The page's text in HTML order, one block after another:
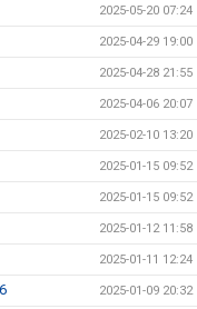
2025-05-20 07:24
2025-04-29 19:00
2025-04-28 21:55
2025-04-06 20:07
2025-02-10 13:20
2025-01-15 09:52
2025-01-15 09:52
2025-01-12 11:58
2025-01-11 12:24
2025-01-09 20:32